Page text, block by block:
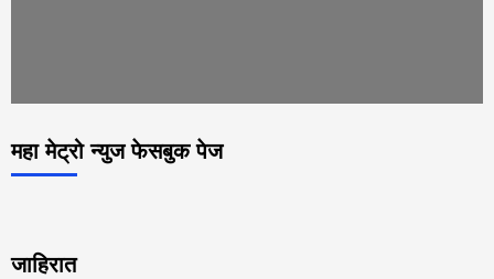
महा मेट्रो न्युज फेसबुक पेज
जाहिरात